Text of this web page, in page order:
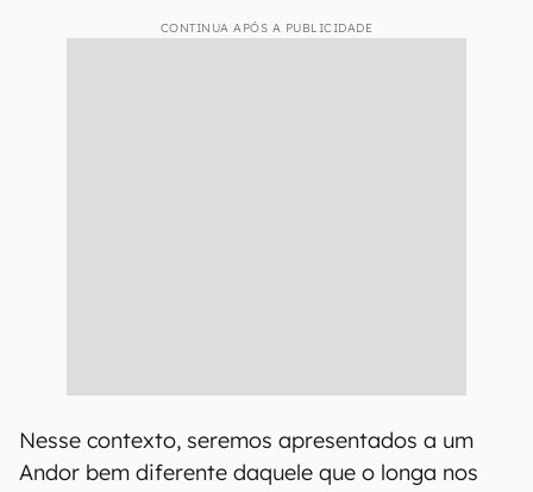
CONTINUA APÓS A PUBLICIDADE
Nesse contexto, seremos apresentados a um
Andor bem diferente daquele que o longa nos